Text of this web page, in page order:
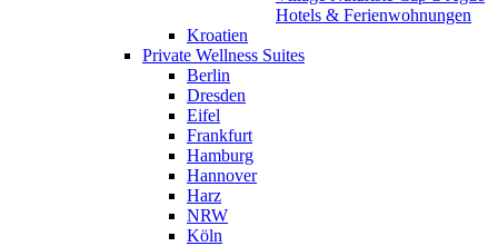
Hotels & Ferienwohnungen
Kroatien
Private Wellness Suites
Berlin
Dresden
Eifel
Frankfurt
Hamburg
Hannover
Harz
NRW
Köln